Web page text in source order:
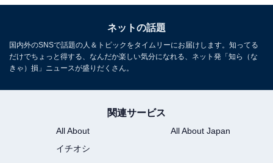
ネットの話題
国内外のSNSで話題の人＆トピックをタイムリーにお届けします。知ってる
だけでちょっと得する、なんだか楽しい気分になれる、ネット発「知ら（な
きゃ）損」ニュースが盛りだくさん。
関連サービス
All About
All About Japan
イチオシ